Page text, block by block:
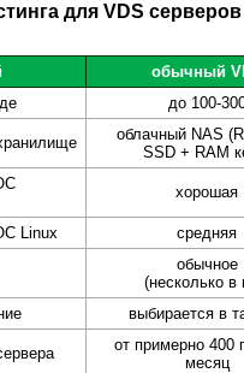
для VDS серверов
обычный
до 100-
облачный NAS
SSD + RAM
хорошая
Linux
средняя
обычное
(несколько в
выбирается в
от примерно 400
месяц